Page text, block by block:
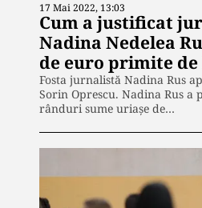
17 Mai 2022, 13:03
Cum a justificat
Nadina Nedelea
de euro primite de
Fosta jurnalistă Nadina Rus
Sorin Oprescu. Nadina Rus a
rânduri sume uriașe de…